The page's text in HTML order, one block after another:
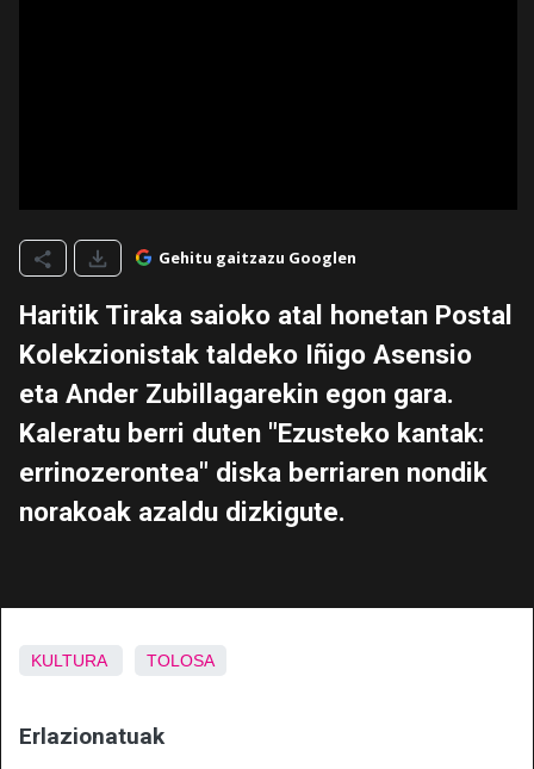
Gehitu gaitzazu Googlen
Haritik Tiraka saioko atal honetan Postal
Kolekzionistak taldeko Iñigo Asensio
eta Ander Zubillagarekin egon gara.
Kaleratu berri duten "Ezusteko kantak:
errinozerontea" diska berriaren nondik
norakoak azaldu dizkigute.
KULTURA TOLOSA
Erlazionatuak